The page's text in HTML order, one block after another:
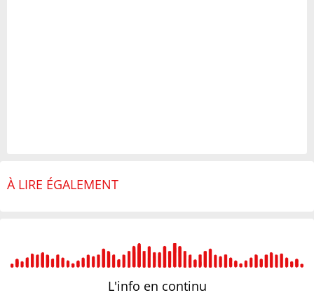
À LIRE ÉGALEMENT
L'info en continu